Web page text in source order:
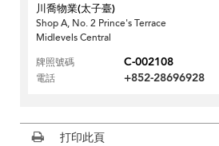
川喬物業(太子臺)
Shop A, No. 2 Prince's Terrace
Midlevels Central
牌照號碼
C-002108
電話 +852-28696928
打印此頁